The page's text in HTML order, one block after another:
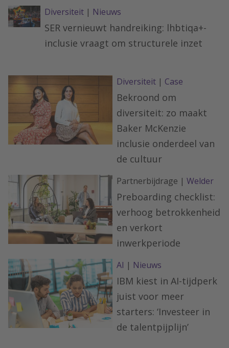
Diversiteit| Nieuws
SER vernieuwt handreiking: lhbtiqa+-
inclusie vraagt om structurele inzet
Diversiteit | Case
Bekroond om
diversiteit: zo maakt
Baker McKenzie
inclusie onderdeel van
de cultuur
Partnerbijdrage | Welder
Preboarding checklist:
verhoog betrokkenheid
en verkort
inwerkperiode
AI | Nieuws
IBM kiest in AI-tijdperk
juist voor meer
starters: ‘Investeer in
de talentpijplijn’